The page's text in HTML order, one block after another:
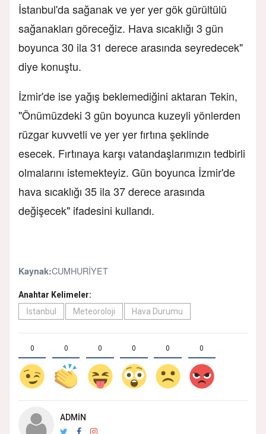
İstanbul'da sağanak ve yer yer gök gürültülü
sağanakları göreceğiz. Hava sıcaklığı 3 gün
boyunca 30 ila 31 derece arasında seyredecek"
diye konuştu.
İzmir'de ise yağış beklemediğini aktaran Tekin,
"Önümüzdeki 3 gün boyunca kuzeyli yönlerden
rüzgar kuvvetli ve yer yer fırtına şeklinde
esecek. Fırtınaya karşı vatandaşlarımızın tedbirli
olmalarını istemekteyiz. Gün boyunca İzmir'de
hava sıcaklığı 35 ila 37 derece arasında
değişecek" ifadesini kullandı.
Kaynak:CUMHURİYET
Anahtar Kelimeler:
İstanbul
Meteoroloji Hava Durumu
0 0 0 0 0 0
ADMIN